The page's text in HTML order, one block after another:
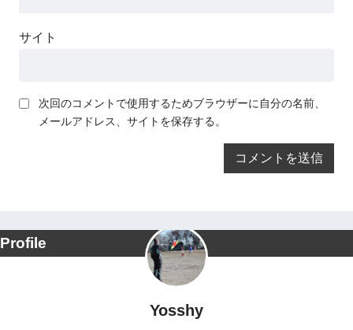
サイト
次回のコメントで使用するためブラウザーに自分の名前、
メールアドレス、サイトを保存する。
Profile
Yosshy